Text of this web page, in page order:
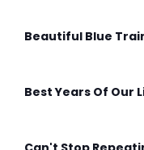
Beautiful Blue
Best Years Of Our